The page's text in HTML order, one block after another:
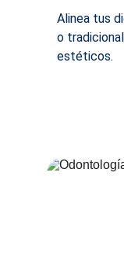
Alinea tus
o
estéticos.